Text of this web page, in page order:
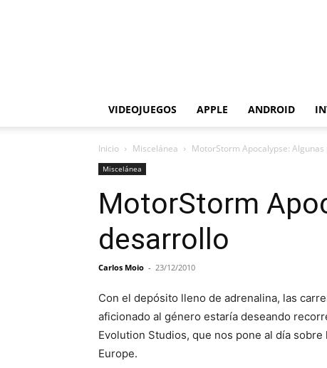
VIDEOJUEGOS APPLE ANDROID
Inicio Miscelánea MotorStorm Apocalypse:
Miscelánea
MotorStorm
desarrollo
Carlos Moio - 23/12/2010
Con el depósito lleno de adrenalina, las
aficionado al género estaría deseando
Evolution Studios, que nos pone al día
Europe.